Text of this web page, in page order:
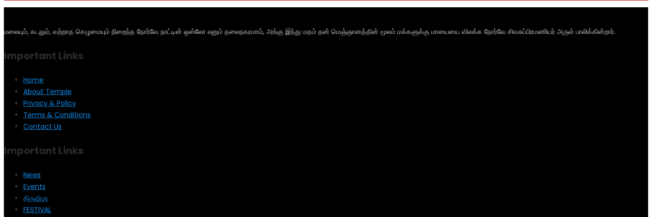
மலையும், கடலும், வற்றாத செழுமையும் நிறைந்த நோர்வே நாட்டின் ஒஸ்லோ எனும் தலைநகரமாம், அங்கு இந்து மதம் தன் மெஞ்ஞானத்தின் மூலம் மக்களுக்கு மாயையை விலக்க நோர்வே சிவசுப்பிரமணியர் அருள் பாலிக்கின்றார்.
Important Links
Home
About Temple
Privacy & Policy
Terms & Conditions
Contact Us
Important Links
News
Events
திருவிழா
FESTIVAL